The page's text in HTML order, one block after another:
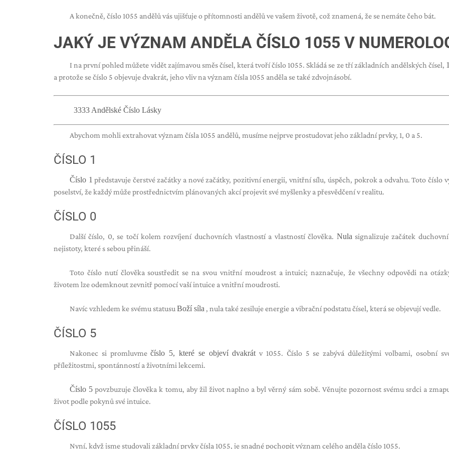
A konečně, číslo 1055 andělů vás ujišťuje o přítomnosti andělů ve vašem životě, což znamená, že se nemáte čeho bát.
JAKÝ JE VÝZNAM ANDĚLA ČÍSLO 1055 V
I na první pohled můžete vidět zajímavou směs čísel, která tvoří číslo 1055. Skládá se ze tří základních andělských čísel,
a protože se číslo 5 objevuje dvakrát, jeho vliv na význam čísla 1055 anděla se také zdvojnásobí.
3333 Andělské Číslo Lásky
Abychom mohli extrahovat význam čísla 1055 andělů, musíme nejprve prostudovat jeho základní prvky, 1, 0 a 5.
ČÍSLO 1
Číslo 1 představuje čerstvé začátky a nové začátky, pozitivní energii, vnitřní sílu, úspěch, pokrok a odvahu. Toto číslo
poselství, že každý může prostřednictvím plánovaných akcí projevit své myšlenky a přesvědčení v realitu.
ČÍSLO 0
Další číslo, 0, se točí kolem rozvíjení duchovních vlastností a vlastností člověka. Nula signalizuje začátek
nejistoty, které s sebou přináší.
Toto číslo nutí člověka soustředit se na svou vnitřní moudrost a intuici; naznačuje, že všechny odpovědi na
životem lze odemknout zevnitř pomocí vaší intuice a vnitřní moudrosti.
Navíc vzhledem ke svému statusu Boží síla , nula také zesiluje energie a vibrační podstatu čísel, která se objevují vedle.
ČÍSLO 5
Nakonec si promluvmečíslo 5, které se objeví dvakrát v 1055. Číslo 5 se zabývá důležitými volbami, osobní
příležitostmi, spontánností a životními lekcemi.
Číslo 5 povzbuzuje člověka k tomu, aby žil život naplno a byl věrný sám sobě. Věnujte pozornost svému srdci a
život podle pokynů své intuice.
ČÍSLO 1055
Nyní, když jsme studovali základní prvky čísla 1055, je snadné pochopit význam celého anděla číslo 1055.